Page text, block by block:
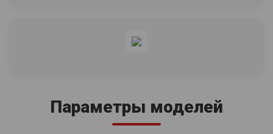
Параметры моделей